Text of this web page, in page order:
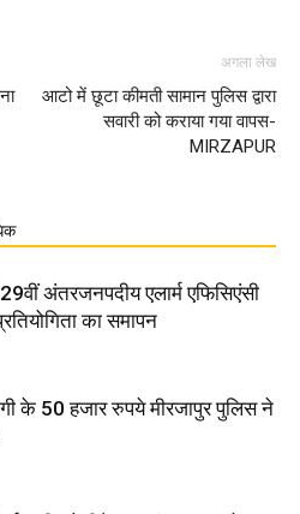
अगला लेख
आटो में छूटा कीमती सामान पुलिस द्वारा
सवारी को कराया गया वापस-
MIRZAPUR
अंतरजनपदीय एलार्म एफिसिएंसी
का समापन
के 50 हजार रुपये मीरजापुर पुलिस ने